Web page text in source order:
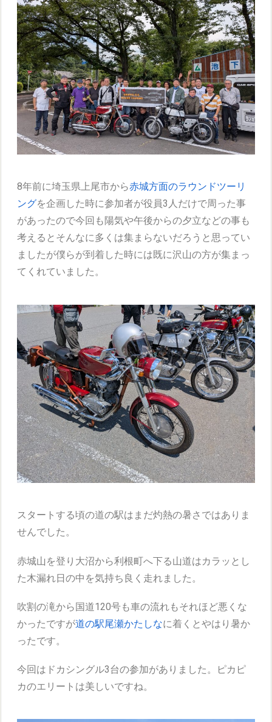
8年前に埼玉県上尾市から赤城方面のラウンドツーリ
ングを企画した時に参加者が役員3人だけで周った事
があったので今回も陽気や午後からの夕立などの事も
考えるとそんなに多くは集まらないだろうと思ってい
ましたが僕らが到着した時には既に沢山の方が集まっ
てくれていました。
スタートする頃の道の駅はまだ灼熱の暑さではありま
せんでした。
赤城山を登り大沼から利根町へ下る山道はカラッとし
た木漏れ日の中を気持ち良く走れました。
吹割の滝から国道120号も車の流れもそれほど悪くな
かったですが道の駅尾瀬かたしなに着くとやはり暑か
ったです。
今回はドカシングル3台の参加がありました。ピカピ
カのエリートは美しいですね。